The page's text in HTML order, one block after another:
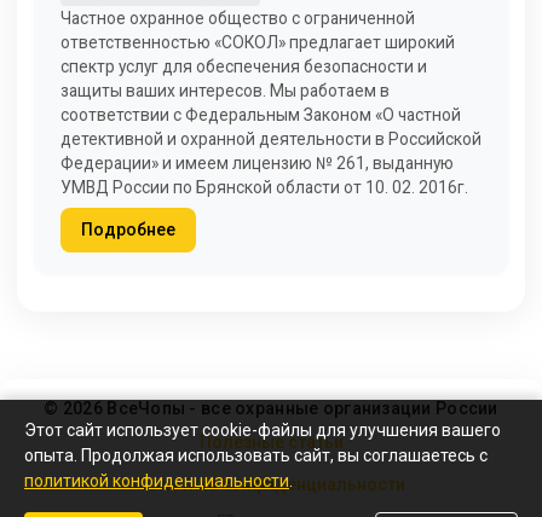
Частное охранное общество с ограниченной
ответственностью «СОКОЛ» предлагает широкий
спектр услуг для обеспечения безопасности и
защиты ваших интересов. Мы работаем в
соответствии с Федеральным Законом «О частной
детективной и охранной деятельности в Российской
Федерации» и имеем лицензию № 261, выданную
УМВД России по Брянской области от 10. 02. 2016г.
Подробнее
© 2026 ВсеЧопы - все охранные организации России
Полезные статьи
Политика конфиденциальности
Этот сайт использует cookie-файлы для улучшения вашего
опыта. Продолжая использовать сайт, вы соглашаетесь с
политикой конфиденциальности.